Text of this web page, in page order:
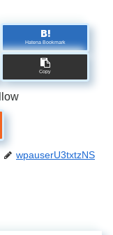
Hatena Bookmark
Copy
wpauserU3txtzNS